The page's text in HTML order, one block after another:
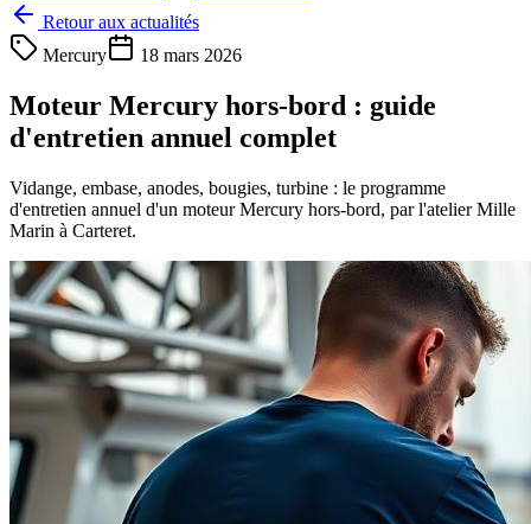
Retour aux actualités
Mercury
18 mars 2026
Moteur Mercury hors-bord : guide
d'entretien annuel complet
Vidange, embase, anodes, bougies, turbine : le programme
d'entretien annuel d'un moteur Mercury hors-bord, par l'atelier Mille
Marin à Carteret.